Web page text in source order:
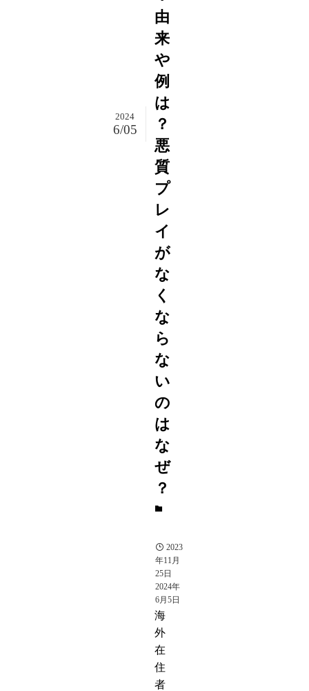
由
来
や
例
は
？
悪
質
プ
レ
イ
が
な
く
な
ら
な
い
の
は
な
ぜ
？
2024
6/05
2023
年11月
25日
2024年
6月5日
海
外
在
住
者